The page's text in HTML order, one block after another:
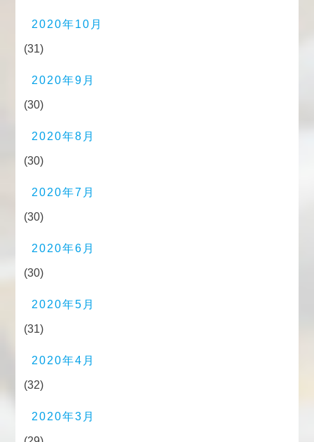
2020年10月
(31)
2020年9月
(30)
2020年8月
(30)
2020年7月
(30)
2020年6月
(30)
2020年5月
(31)
2020年4月
(32)
2020年3月